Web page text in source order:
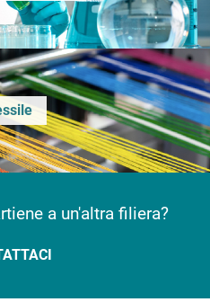
a un'altra filiera?